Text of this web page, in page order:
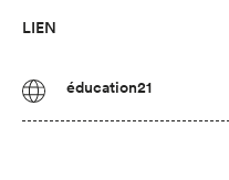
LIEN
éducation21